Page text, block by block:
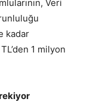
Veri
kadar
1 milyon